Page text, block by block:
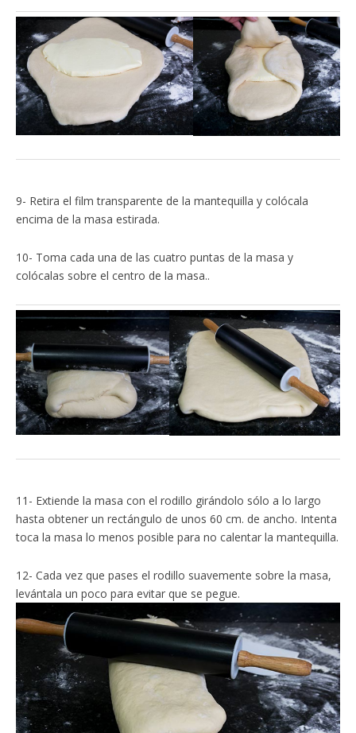
9- Retira el film transparente de la mantequilla y colócala
encima de la masa estirada.
10- Toma cada una de las cuatro puntas de la masa y
colócalas sobre el centro de la masa..
11- Extiende la masa con el rodillo girándolo sólo a lo largo
hasta obtener un rectángulo de unos 60 cm. de ancho. Intenta
toca la masa lo menos posible para no calentar la mantequilla.
12- Cada vez que pases el rodillo suavemente sobre la masa,
levántala un poco para evitar que se pegue.